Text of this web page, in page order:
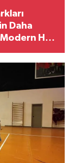
Daha
Hale